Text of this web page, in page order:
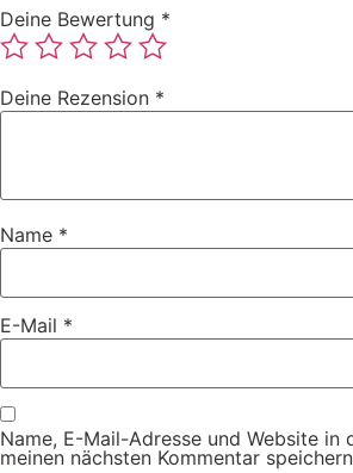
Deine Bewertung *
Deine Rezension *
Name *
E-Mail *
Name, E-Mail-Adresse und Website in
meinen nächsten Kommentar